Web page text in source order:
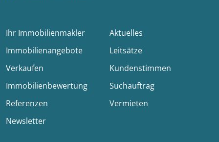
Ihr Immobilienmakler
Aktuelles
Immobilienangebote
Leitsätze
Verkaufen
Kundenstimmen
Immobilienbewertung
Suchauftrag
Referenzen
Vermieten
Newsletter